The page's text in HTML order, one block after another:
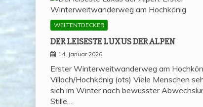
WELTENTDECKER
DER LEI­SES­TE LUXUS DER ALPEN
14. Januar 2026
Erster Winterweitwanderweg am
Villach/Hochkönig (ots) Viele Menschen
sich im Winter nach bewusster
Stille…